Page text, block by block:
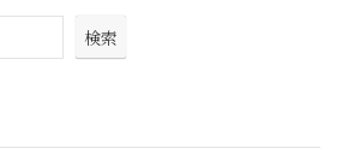
検索